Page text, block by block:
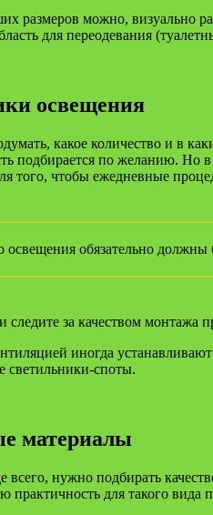
размеров можно, визуально
для переодевания
освещения
какое количество и в
подбирается по желанию.
того, чтобы ежедневные
освещения обязательно
за качеством монтажа
иногда
светильники-споты.
материалы
нужно подбирать
практичность для такого